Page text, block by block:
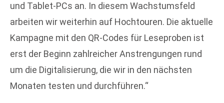
und Tablet-PCs an. In diesem Wachstumsfeld
arbeiten wir weiterhin auf Hochtouren. Die aktuelle
Kampagne mit den QR-Codes für Leseproben ist
erst der Beginn zahlreicher Anstrengungen rund
um die Digitalisierung, die wir in den nächsten
Monaten testen und durchführen.“